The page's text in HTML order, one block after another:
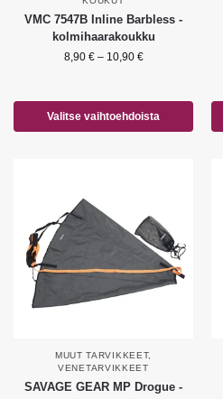
VMC 7547B Inline Barbless -
kolmihaarakoukku
8,90 € – 10,90 €
Valitse vaihtoehdoista
MUUT TARVIKKEET,
VENETARVIKKEET
SAVAGE GEAR MP Drogue -